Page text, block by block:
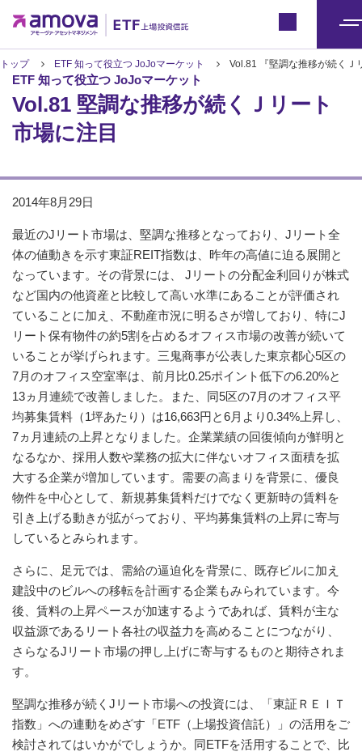
ETFトップ
ニ
トップ ETF 知って役立つ JoJoマーケット Vol.81 『堅調な推移が続くＪ
ETF 知って役立つ JoJoマーケット
Vol.81 堅調な推移が続くＪリート
市場に注目
2014年8月29日
最近のJリート市場は、堅調な推移となっており、Jリート全
体の値動きを示す東証REIT指数は、昨年の高値に迫る展開と
なっています。その背景には、 Jリートの分配金利回りが株式
など国内の他資産と比較して高い水準にあることが評価され
ていることに加え、不動産市況に明るさが増しており、特にJ
リート保有物件の約5割を占めるオフィス市場の改善が続いて
いることが挙げられます。三鬼商事が公表した東京都心5区の
7月のオフィス空室率は、前月比0.25ポイント低下の6.20%と
13ヵ月連続で改善しました。また、同5区の7月のオフィス平
均募集賃料（1坪あたり）は16,663円と6月より0.34%上昇し、
7ヵ月連続の上昇となりました。企業業績の回復傾向が鮮明と
なるなか、採用人数や業務の拡大に伴ないオフィス面積を拡
大する企業が増加しています。需要の高まりを背景に、優良
物件を中心として、新規募集賃料だけでなく更新時の賃料を
引き上げる動きが拡がっており、平均募集賃料の上昇に寄与
しているとみられます。
さらに、足元では、需給の逼迫化を背景に、既存ビルに加え
建設中のビルへの移転を計画する企業もみられています。今
後、賃料の上昇ペースが加速するようであれば、賃料が主な
収益源であるリート各社の収益力を高めることにつながり、
さらなるJリート市場の押し上げに寄与するものと期待されま
す。
堅調な推移が続くJリート市場への投資には、「東証ＲＥＩＴ
指数」への連動をめざす「ETF（上場投資信託）」の活用をご
検討されてはいかがでしょうか。同ETFを活用することで、比